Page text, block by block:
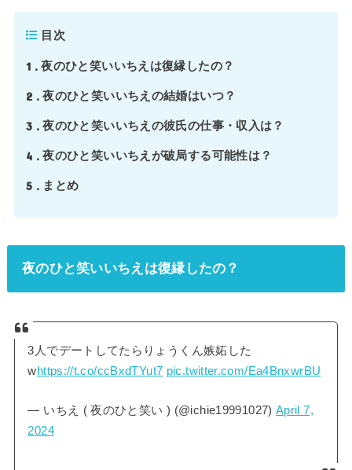
目次
1 夜のひと笑いいちえは復縁したの？
2 夜のひと笑いいちえの結婚はいつ？
3 夜のひと笑いいちえの彼氏の仕事・収入は？
4 夜のひと笑いいちえが破局する可能性は？
5 まとめ
夜のひと笑いいちえは復縁したの？
3人でデートしてたらりょうくん嫉妬した
whttps://t.co/ccBxdTYut7 pic.twitter.com/Ea4BnxwrBU
— いちえ ( 夜のひと笑い ) (@ichie19991027) April 7,
2024